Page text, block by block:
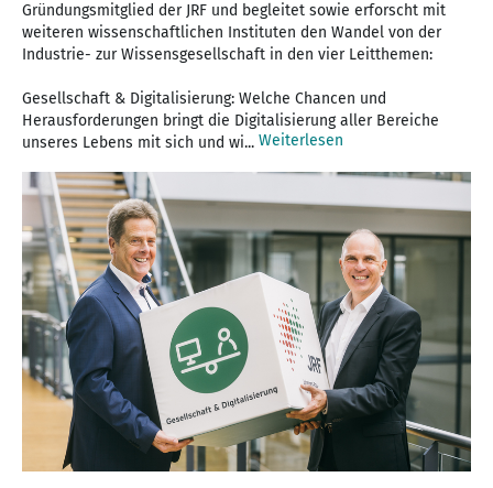
Gründungsmitglied der JRF und begleitet sowie erforscht mit
weiteren wissenschaftlichen Instituten den Wandel von der
Industrie- zur Wissensgesellschaft in den vier Leitthemen:
Gesellschaft & Digitalisierung: Welche Chancen und
Herausforderungen bringt die Digitalisierung aller Bereiche
unseres Lebens mit sich und wi... Weiterlesen